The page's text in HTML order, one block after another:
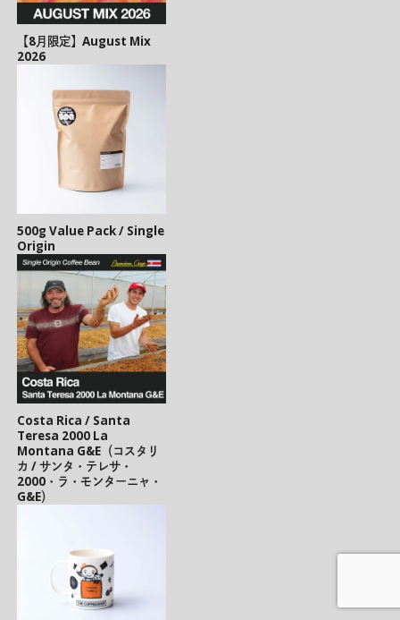
【8月限定】August Mix
2026
500g Value Pack / Single
Origin
Costa Rica / Santa
Teresa 2000 La
Montana G&E（コスタリ
カ / サンタ・テレサ・
2000・ラ・モンターニャ・
G&E）